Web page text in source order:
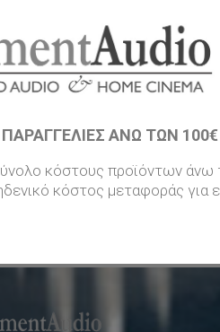
ΆΝΩ ΤΩΝ 100€
κόστους προϊόντων άνω
κόστος μεταφοράς για